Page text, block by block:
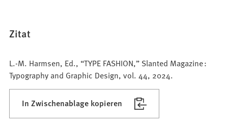
Zitat
L.-M. Harmsen, Ed., “TYPE FASHION,” Slanted Magazine :
Typography and Graphic Design, vol. 44, 2024.
In Zwischenablage kopieren